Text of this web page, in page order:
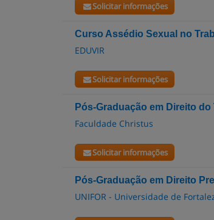
Solicitar informações
Curso Assédio Sexual no
EDUVIR
Solicitar informações
Pós-Graduação em Direito
Faculdade Christus
Solicitar informações
Pós-Graduação em Direito
UNIFOR - Universidade de